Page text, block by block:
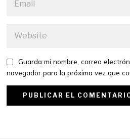
Guarda mi nombre, correo
navegador para la próxima vez que